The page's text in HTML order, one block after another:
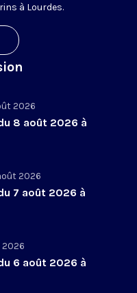
à Lourdes.
2026
8 août 2026 à
2026
7 août 2026 à
2026
6 août 2026 à